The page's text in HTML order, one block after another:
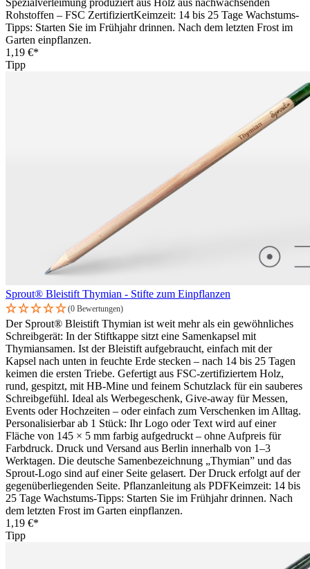
Rohstoffen – FSC ZertifiziertKeimzeit: 14 bis 25 Tage Wachstums-
Tipps: Starten Sie im Frühjahr drinnen. Nach dem letzten Frost im
Garten einpflanzen.
1,19 €*
Tipp
Sprout® Bleistift Thymian - Stifte zum Einpflanzen
(0 Bewertungen)
Der Sprout® Bleistift Thymian ist weit mehr als ein gewöhnliches
Schreibgerät: In der Stiftkappe sitzt eine Samenkapsel mit
Thymiansamen. Ist der Bleistift aufgebraucht, einfach mit der
Kapsel nach unten in feuchte Erde stecken – nach 14 bis 25 Tagen
keimen die ersten Triebe. Gefertigt aus FSC-zertifiziertem Holz,
rund, gespitzt, mit HB-Mine und feinem Schutzlack für ein sauberes
Schreibgefühl. Ideal als Werbegeschenk, Give-away für Messen,
Events oder Hochzeiten – oder einfach zum Verschenken im Alltag.
Personalisierbar ab 1 Stück: Ihr Logo oder Text wird auf einer
Fläche von 145 × 5 mm farbig aufgedruckt – ohne Aufpreis für
Farbdruck. Druck und Versand aus Berlin innerhalb von 1–3
Werktagen. Die deutsche Samenbezeichnung „Thymian” und das
Sprout-Logo sind auf einer Seite gelasert. Der Druck erfolgt auf der
gegenüberliegenden Seite. Pflanzanleitung als PDFKeimzeit: 14 bis
25 Tage Wachstums-Tipps: Starten Sie im Frühjahr drinnen. Nach
dem letzten Frost im Garten einpflanzen.
1,19 €*
Tipp